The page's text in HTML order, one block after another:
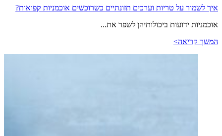
איך לשמור על טריות וערכים תזונתיים כשרוכשים אוכמניות קפואות?
אוכמניות ידועות ביכולותיהן לשפר את...
המשך קריאה>